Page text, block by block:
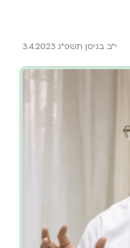
י״ב בניסן תשפ״ג 3.4.2023